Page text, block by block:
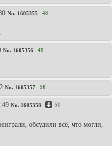
No. 1605355 48
No. 1605356 49
No. 1605357 50
No. 1605358 51
обсудили всё, что могли,